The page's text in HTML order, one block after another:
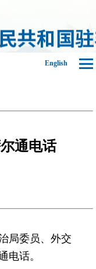
English
通电话
局委员、外交
电话。